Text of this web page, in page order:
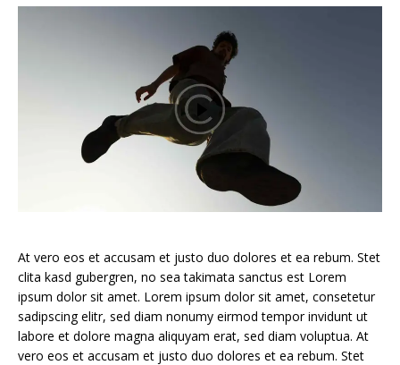
At vero eos et accusam et justo duo dolores et ea rebum. Stet
clita kasd gubergren, no sea takimata sanctus est Lorem
ipsum dolor sit amet. Lorem ipsum dolor sit amet, consetetur
sadipscing elitr, sed diam nonumy eirmod tempor invidunt ut
labore et dolore magna aliquyam erat, sed diam voluptua. At
vero eos et accusam et justo duo dolores et ea rebum. Stet